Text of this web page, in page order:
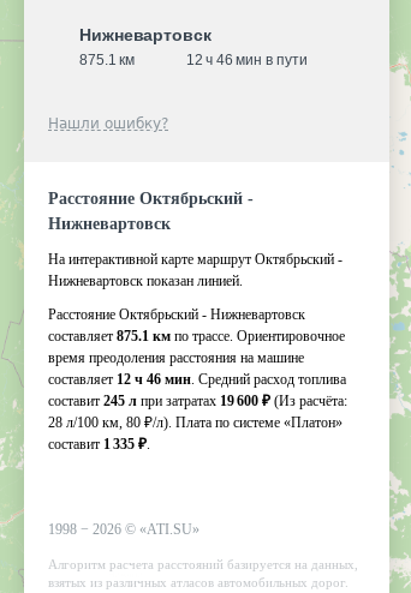
Нижневартовск
875.1 км 12 ч 46 мин в пути
Нашли ошибку?
Расстояние Октябрьский -
Нижневартовск
На интерактивной карте маршрут Октябрьский -
Нижневартовск показан линией.
Расстояние Октябрьский - Нижневартовск
составляет 875.1 км по трассе. Ориентировочное
время преодоления расстояния на машине
составляет 12 ч 46 мин. Средний расход топлива
составит 245 л при затратах 19 600 ₽ (Из расчёта:
28 л/100 км, 80 ₽/л). Плата по системе «Платон»
составит 1 335 ₽.
1998 − 2026 © «ATI.SU»
Алгоритм расчета расстояний базируется на данных,
взятых из различных атласов автомобильных дорог.